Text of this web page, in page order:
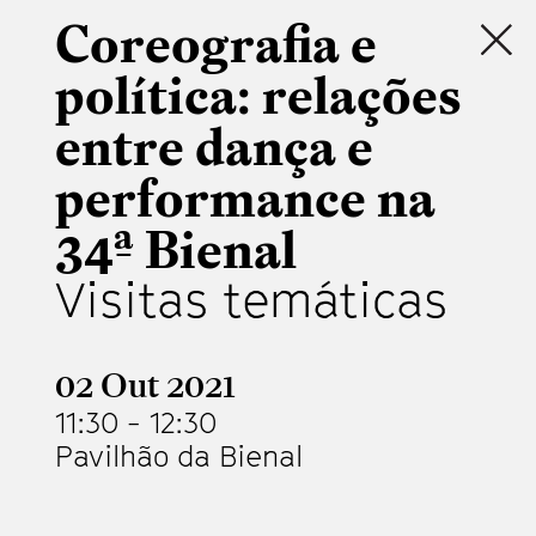
Coreografia e
política: relações
entre dança e
performance na
34ª Bienal
Visitas temáticas
02 Out 2021
11:30 - 12:30
Pavilhão da Bienal